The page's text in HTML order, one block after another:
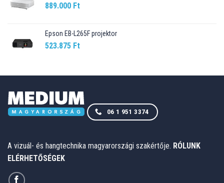
889.000 Ft
Epson EB-L265F projektor
523.875 Ft
06 1 951 3374
A vizuál- és hangtechnika magyarországi szakértője. RÓLUNK
ELÉRHETŐSÉGEK